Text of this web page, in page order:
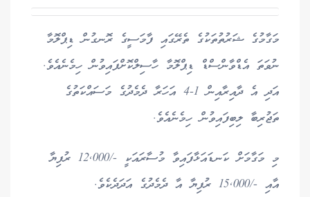
މަގާމުގެ ޝަރުތުތަކުގެ ތެރޭގައި ފާމަސީގެ ރޮނގުން ޑިޕްލޮމާ
ނުވަތަ އެޑްވާންސްޑް ޑިޕްލޮމާ ހާސިލްކޮށްފައިވުން ހިމެނެއެވެ.
އަދި އެ ދާއިރާއިން 1-4 އަހަރާ ދެމެދުގެ މަސައްކަތުގެ
ތަޖުރިބާ ލިބިފައިވުން ހިމެނެއެވެ.
މި މަގާމަށް ކަނޑައަޅާފައިވާ މުސާރައަކީ -/12,000 ރުފިޔާ
އާއި -/15,000 ރުފިޔާ އާ ދެމެދުގެ އަދަދެކެވެ.